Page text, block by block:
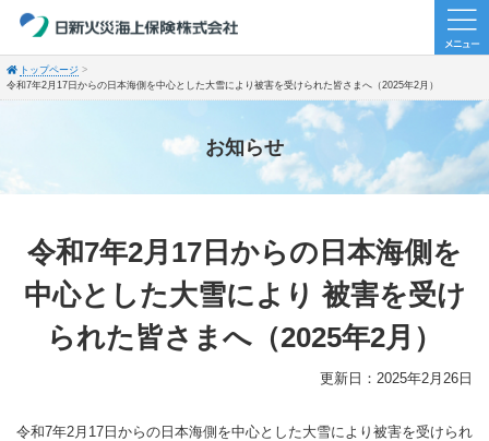
トップページ
令和7年2月17日からの日本海側を中心とした大雪により被害を受けられた皆さまへ（2025年2月）
お知らせ
令和7年2月17日からの日本海側を
中心とした大雪により被害を受け
られた皆さまへ（2025年2月）
更新日：2025年2月26日
令和7年2月17日からの日本海側を中心とした大雪により被害を受けられ